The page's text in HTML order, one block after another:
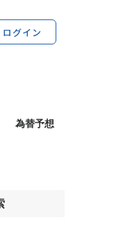
ログイン
為替予想